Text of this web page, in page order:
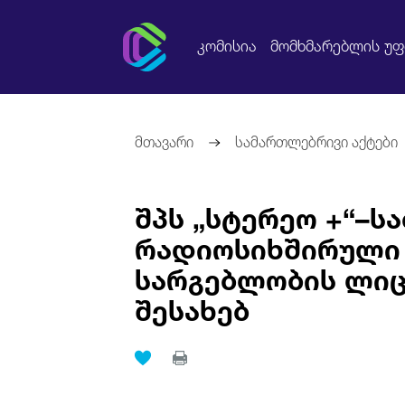
კომისია მომხმარებლის
მთავარი სამართლებრივი აქტები
შპს „სტერეო
სარგებლობის
შესახებ